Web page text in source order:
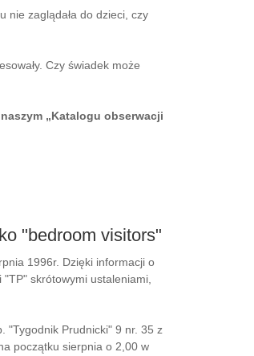
nie zaglądała do dzieci, czy
Czy świadek może
„Katalogu obserwacji
"bedroom visitors"
1996r. Dzięki informacji o
skrótowymi ustaleniami,
"Tygodnik Prudnicki" 9 nr. 35 z
początku sierpnia o 2,00 w